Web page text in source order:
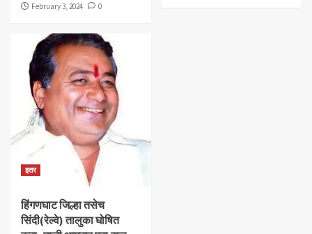
February 3, 2024 0
इतर
हिंगणघाट जिल्हा तसेच
सिंदी(रेल्वे) तालुका घोषित